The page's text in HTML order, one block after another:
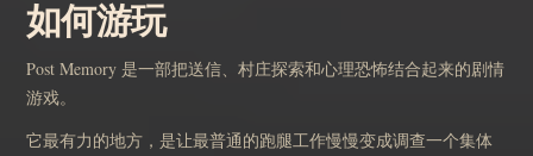
如何游玩
Post Memory 是一部把送信、村庄探索和心理恐怖结合起来的剧情
游戏。
它最有力的地方，是让最普通的跑腿工作慢慢变成调查一个集体